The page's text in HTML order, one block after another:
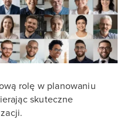
rolę w planowaniu
skuteczne